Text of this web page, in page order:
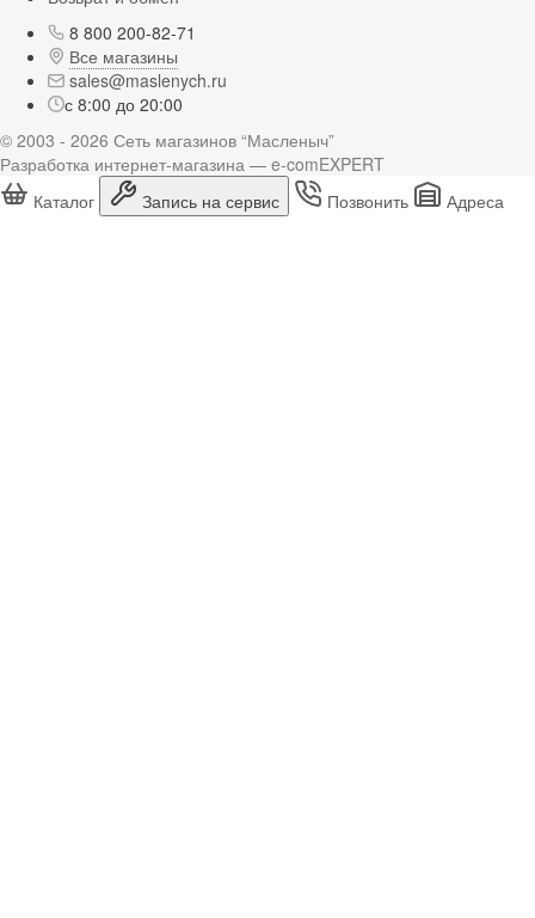
8 800 200-82-71
Все магазины
sales@maslenych.ru
с 8:00 до 20:00
© 2003 - 2026 Сеть магазинов “Масленыч”
Разработка интернет-магазина — e-comEXPERT
Каталог
Запись на сервис Позвонить Адреса